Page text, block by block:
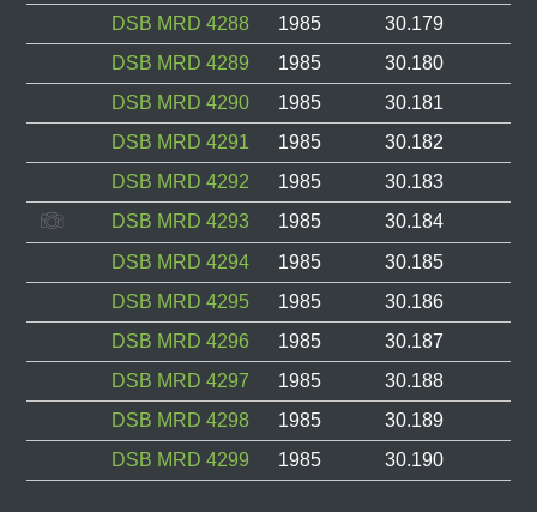
DSB MRD 4288
1985
30.179
DSB MRD 4289
1985
30.180
DSB MRD 4290
1985
30.181
DSB MRD 4291
1985
30.182
DSB MRD 4292
1985
30.183
DSB MRD 4293
1985
30.184
DSB MRD 4294
1985
30.185
DSB MRD 4295
1985
30.186
DSB MRD 4296
1985
30.187
DSB MRD 4297
1985
30.188
DSB MRD 4298
1985
30.189
DSB MRD 4299
1985 30.190